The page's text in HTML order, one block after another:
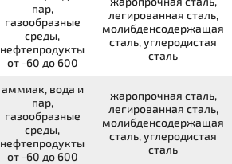
пар,
газообразные
среды,
нефтепродукты
от -60 до 600
легированная сталь,
молибденсодержащая
сталь, углеродистая
сталь
аммиак, вода и
пар,
газообразные
среды,
нефтепродукты
от -60 до 600
жаропрочная сталь,
легированная сталь,
молибденсодержащая
сталь, углеродистая
сталь